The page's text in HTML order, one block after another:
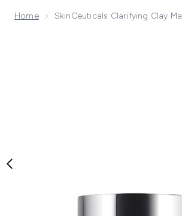
Home SkinCeuticals Clarifying Clay